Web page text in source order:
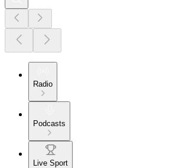
Radio
Podcasts
Live Sport